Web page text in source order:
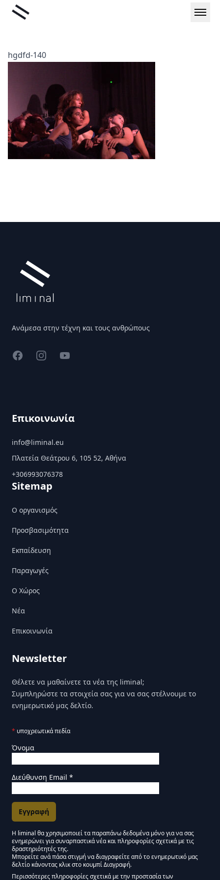
Μετάβαση
Liminal
hgdfd-140
Ανάμεσα στην τέχνη και τους ανθρώπους
FacebookInstagramYouTube
Επικοινωνία
info@liminal.eu
Πλατεία Θεάτρου 6, 105 52, Αθήνα
+306993076378
Sitemap
Ο οργανισμός
Προσβασιμότητα
Εκπαίδευση
Παραγωγές
Ο Χώρος
Nέα
Επικοινωνία
Newsletter
Θέλετε να μαθαίνετε τα νέα της liminal;
Συμπληρώστε τα στοιχεία σας για να σας στέλνουμε το
ενημερωτικό μας δελτίο.
* υποχρεωτικά πεδία
Όνομα
Διεύθυνση Email *
Εγκρίσεις Μάρκετινγκ
Η liminal θα χρησιμοποιεί τα παραπάνω δεδομένα μόνο για να σας
ενημερώνει για συναρπαστικά νέα και πληροφορίες σχετικά με τις
δραστηριότητές της.
Μείνετε συντονισμένοι - Ενημερωτικό δελτίο
Μπορείτε ανά πάσα στιγμή να διαγραφείτε από το ενημερωτικό μας
δελτίο κάνοντας κλικ στο κουμπί Διαγραφή.
Περισσότερες πληροφορίες σχετικά με την προστασία των